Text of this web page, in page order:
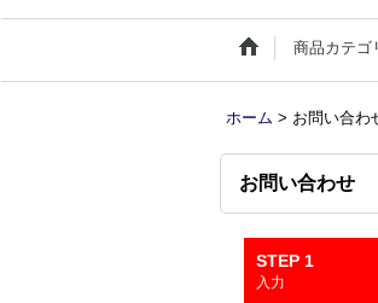
商品カテゴ
ホーム > お問い合わ
お問い合わせ
STEP 1
入力